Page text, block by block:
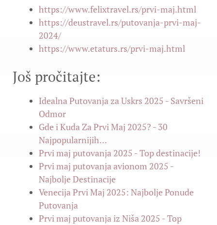
https://www.felixtravel.rs/prvi-maj.html
https://deustravel.rs/putovanja-prvi-maj-
2024/
https://www.etaturs.rs/prvi-maj.html
Još pročitajte:
Idealna Putovanja za Uskrs 2025 - Savršeni
Odmor
Gde i Kuda Za Prvi Maj 2025? - 30
Najpopularnijih…
Prvi maj putovanja 2025 - Top destinacije!
Prvi maj putovanja avionom 2025 -
Najbolje Destinacije
Venecija Prvi Maj 2025: Najbolje Ponude
Putovanja
Prvi maj putovanja iz Niša 2025 - Top